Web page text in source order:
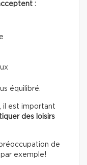
:
équilibré.
il est important
des loisirs
de
exemple!